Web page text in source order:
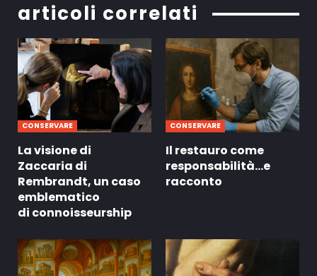
articoli correlati
CONSERVARE
La visione di
Zaccaria di
Rembrandt, un caso
emblematico
di connoisseurship
CONSERVARE
Il restauro come
responsabilità…e
racconto